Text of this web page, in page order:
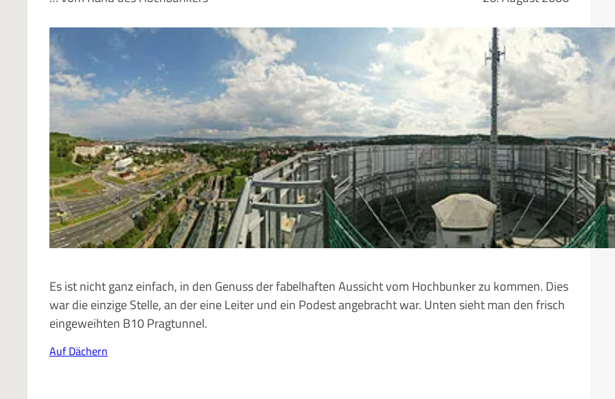
Es ist nicht ganz einfach, in den Genuss der fabelhaften Aussicht vom Hochbunker zu kommen. Dies
war die einzige Stelle, an der eine Leiter und ein Podest angebracht war. Unten sieht man den frisch
eingeweihten B10 Pragtunnel.
Auf Dächern